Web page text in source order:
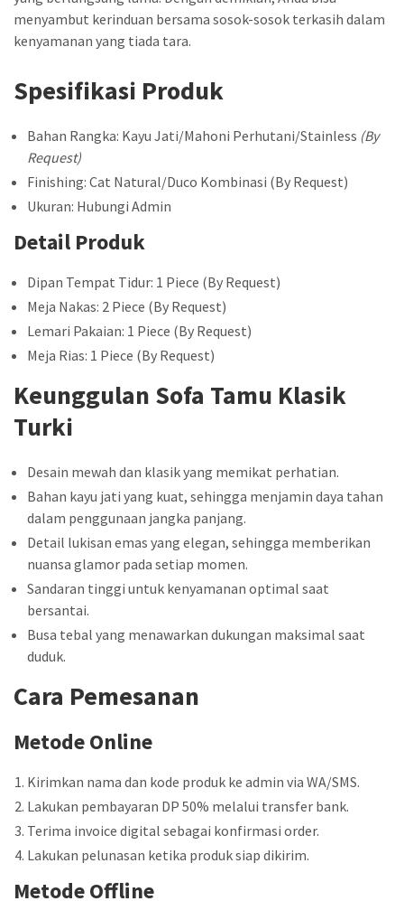
menyambut kerinduan bersama sosok-sosok terkasih dalam
kenyamanan yang tiada tara.
Spesifikasi Produk
Bahan Rangka: Kayu Jati/Mahoni Perhutani/Stainless (By
Request)
Finishing: Cat Natural/Duco Kombinasi (By Request)
Ukuran: Hubungi Admin
Detail Produk
Dipan Tempat Tidur: 1 Piece (By Request)
Meja Nakas: 2 Piece (By Request)
Lemari Pakaian: 1 Piece (By Request)
Meja Rias: 1 Piece (By Request)
Keunggulan Sofa Tamu Klasik
Turki
Desain mewah dan klasik yang memikat perhatian.
Bahan kayu jati yang kuat, sehingga menjamin daya tahan
dalam penggunaan jangka panjang.
Detail lukisan emas yang elegan, sehingga memberikan
nuansa glamor pada setiap momen.
Sandaran tinggi untuk kenyamanan optimal saat
bersantai.
Busa tebal yang menawarkan dukungan maksimal saat
duduk.
Cara Pemesanan
Metode Online
Kirimkan nama dan kode produk ke admin via WA/SMS.
Lakukan pembayaran DP 50% melalui transfer bank.
Terima invoice digital sebagai konfirmasi order.
Lakukan pelunasan ketika produk siap dikirim.
Metode Offline